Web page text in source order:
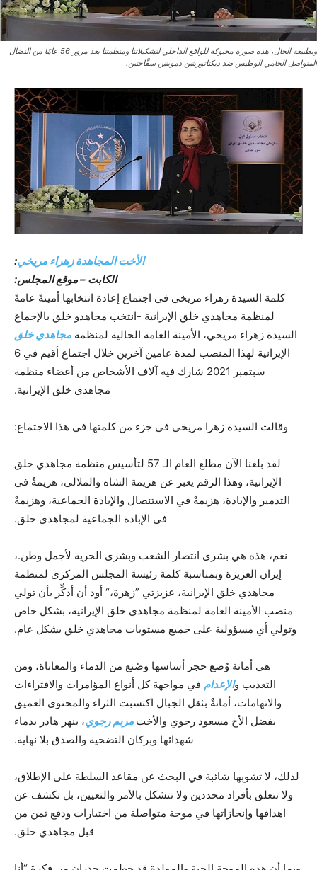
وبطبيعة الحال، هذه صورة محبوكة للواقع الداخلي لتشكيلاتنا ومنظمتنا بعد مرور 56 عامًا من النضال
المتواصل الحامي الوطيس ضد ديكتاتوريتين دمويتين سفَّاحتين.
الأخت المجاهدة زهراء مريخي:
الکابت – موقع المجلس:
كلمة السيدة زهراء مريخي في اجتماع إعادة انتخابها أمينةً عامةً
لمنظمة مجاهدي خلق الإيرانية -انتخب مجاهدو خلق بالإجماع
السيدة زهراء مريخي، الأمينة العامة الحالية لمنظمة مجاهدي خلق
الإيرانية لهذا المنصب لمدة عامين آخرين خلال اجتماع أقيم في 6
سبتمبر 2021 شارك فيه آلاف الأشخاص من أعضاء منظمة
مجاهدي خلق الإيرانية.
وقالت السيدة زهرا مريخي في جزء من كلمتها في هذا الاجتماع:
لقد بلغنا الآن مطلع العام الـ 57 لتأسيس منظمة مجاهدي خلق
الإيرانية، وهذا الرقم يعبر عن هزيمة الشاه والملالي، هزيمةٌ في
التدمير والإبادة، هزيمةٌ في الاستئصال والإبادة الجماعية، وهزيمةٌ
في الإبادة الجماعية لمجاهدي خلق.
نعم، هذه هي بشرى انتصار الشعب وبشرى الحرية لأجمل وطن.،
إيران العزيزة وبمناسبة كلمة رئيسة المجلس المركزي لمنظمة
مجاهدي خلق الإيرانية، عزيزتي ”زهرة،“ أود أن أذكِّر بأن تولي
منصب الأمينة العامة لمنظمة مجاهدي خلق الإيرانية، بشكل خاص
وتولي أي مسؤولية على جميع مستويات مجاهدي خلق بشكل عام.
هي أمانة وُضع حجر أساسها وصُنع من الدماء والمعاناة، ومن
التعذيب والإعدام في مواجهة كل أنواع المؤامرات والافتراءات
والاتهامات، أمانةٌ بثقل الجبال اكتسبت الثراء والمحتوى العميق
بفضل الأخ مسعود رجوي والأخت مريم رجوي، بنهر هادر بدماء
شهدائها وبركان التضحية والصدق بلا نهاية.
لذلك، لا تشوبها شائبة في البحث عن مقاعد السلطة على الإطلاق،
ولا تتعلق بأفراد محددين ولا تتشكل بالأمر والتعيين، بل تكشف عن
اهدافها وإنجازاتها في موجة متواصلة من اختيارات ودفع ثمن من
قبل مجاهدي خلق.